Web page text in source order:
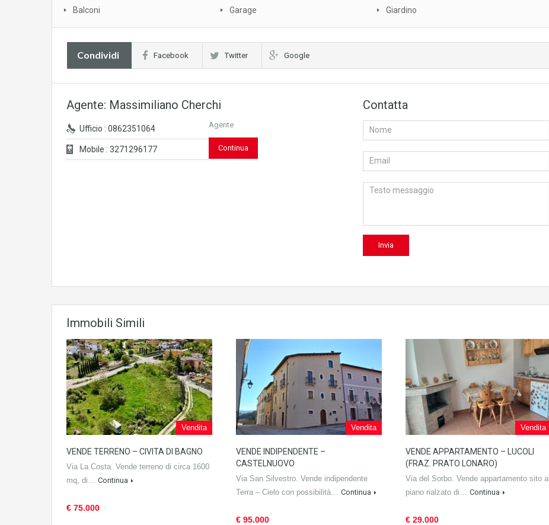
Balconi Garage Giardino
Condividi Facebook Twitter Google
Agente: Massimiliano Cherchi
Ufficio : 0862351064
Mobile : 3271296177
Agente
Continua
Contatta
Immobili Simili
Vendita
VENDE TERRENO – CIVITA DI BAGNO
Via La Costa. Vende terreno di circa 1600
mq, di… Continua
€ 75.000
Vendita
VENDE INDIPENDENTE –
CASTELNUOVO
Via San Silvestro. Vende indipendente
Terra – Cielo con possibilità… Continua
€ 95.000
Vendita
VENDE APPARTAMENTO – LUCOLI
(FRAZ. PRATO LONARO)
Via del Sorbo. Vende appartamento sito al
piano rialzato di… Continua
€ 29.000